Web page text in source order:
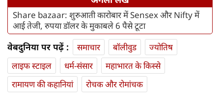
Share bazaar: शुरुआती कारोबार में Sensex और Nifty में
आई तेजी, रुपया डॉलर के मुकाबले 6 पैसे टूटा
वेबदुनिया पर पढ़ें : समाचार बॉलीवुड
ज्योतिष
लाइफ स्‍टाइल
धर्म-संसार
महाभारत के किस्से
रामायण की कहानियां
रोचक और रोमांचक